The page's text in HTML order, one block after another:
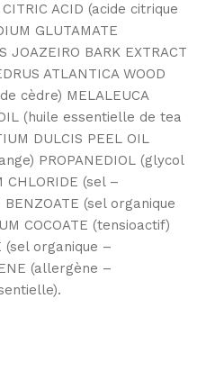
ACID (acide citrique
GLUTAMATE
BARK EXTRACT
ATLANTICA WOOD
cèdre) MELALEUCA
(huile essentielle de tea
DULCIS PEEL OIL
PROPANEDIOL (glycol
CHLORIDE (sel –
(sel organique
COCOATE (tensioactif)
(sel organique –
(allergène –